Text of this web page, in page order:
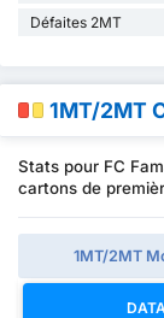
Défaites 2MT
1MT/2MT
Stats pour FC
cartons de
1MT/2MT